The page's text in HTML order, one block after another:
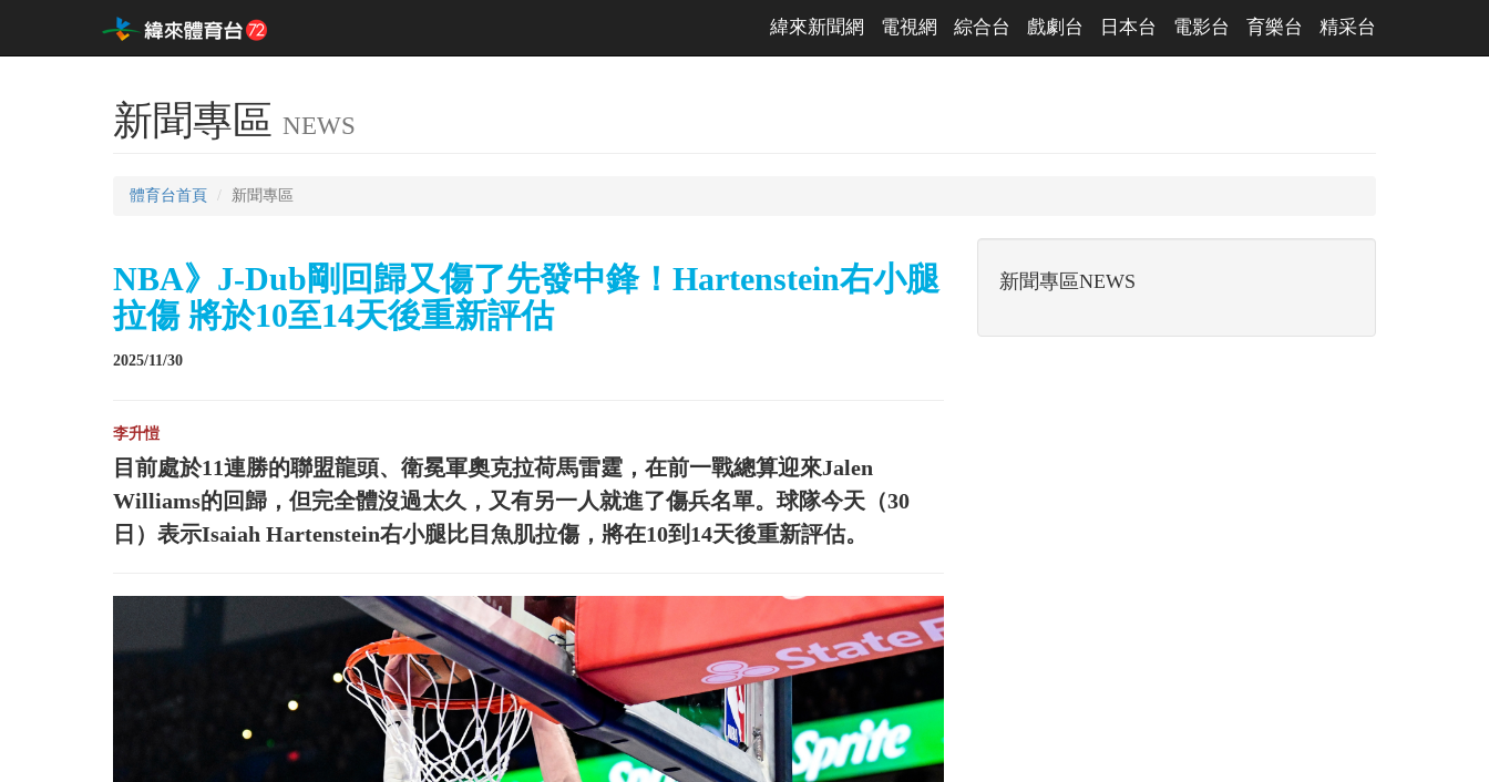
緯來新聞網 電視網 綜合台 戲劇台 日本台 電影台 育樂台 精采台
新聞專區 NEWS
體育台首頁 新聞專區
NBA》J-Dub剛回歸又傷了先發中鋒！Hartenstein右小腿
拉傷 將於10至14天後重新評估
2025/11/30
李升愷
目前處於11連勝的聯盟龍頭、衛冕軍奧克拉荷馬雷霆，在前一戰總算迎來Jalen
Williams的回歸，但完全體沒過太久，又有另一人就進了傷兵名單。球隊今天（30
日）表示Isaiah Hartenstein右小腿比目魚肌拉傷，將在10到14天後重新評估。
新聞專區NEWS